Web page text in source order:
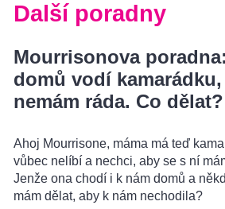
Další poradny
Mourrisonova
domů vodí
nemám ráda. Co dělat?
Ahoj Mourrisone, máma má teď
vůbec nelíbí a nechci, aby se s ní
Jenže ona chodí i k nám domů a
mám dělat, aby k nám nechodila?